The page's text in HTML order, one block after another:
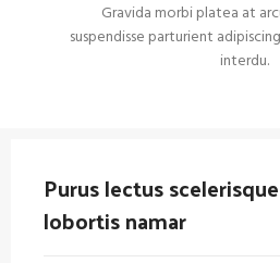
Gravida morbi platea at
suspendisse parturient
interdu.
Purus lectus scelerisque
lobortis namar